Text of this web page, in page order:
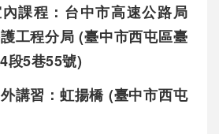
課程： 台中市高速公路局
工程分局 (臺中市西屯區臺
段5巷55號)
講習：虹揚橋 (臺中市西屯